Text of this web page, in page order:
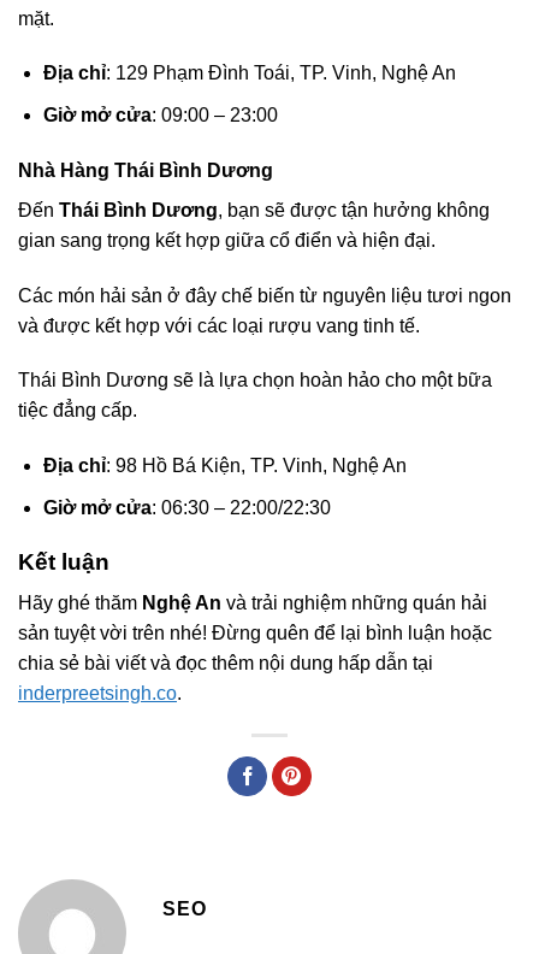
mặt.
Địa chỉ: 129 Phạm Đình Toái, TP. Vinh, Nghệ An
Giờ mở cửa: 09:00 – 23:00
Nhà Hàng Thái Bình Dương
Đến Thái Bình Dương, bạn sẽ được tận hưởng không
gian sang trọng kết hợp giữa cổ điển và hiện đại.
Các món hải sản ở đây chế biến từ nguyên liệu tươi ngon
và được kết hợp với các loại rượu vang tinh tế.
Thái Bình Dương sẽ là lựa chọn hoàn hảo cho một bữa
tiệc đẳng cấp.
Địa chỉ: 98 Hồ Bá Kiện, TP. Vinh, Nghệ An
Giờ mở cửa: 06:30 – 22:00/22:30
Kết luận
Hãy ghé thăm Nghệ An và trải nghiệm những quán hải
sản tuyệt vời trên nhé! Đừng quên để lại bình luận hoặc
chia sẻ bài viết và đọc thêm nội dung hấp dẫn tại
inderpreetsingh.co.
SEO